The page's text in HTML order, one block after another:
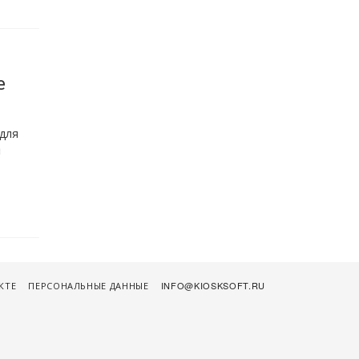
ПЕРСОНАЛЬНЫЕ ДАННЫЕ INFO@KIOSKSOFT.RU